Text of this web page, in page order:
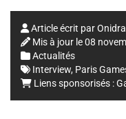
Article écrit parOnidra
Mis à jour le08
Actualités
Interview, Paris
Liens sponsorisés :